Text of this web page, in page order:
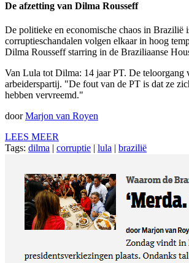
De afzetting van Dilma Rousseff
De politieke en economische chaos in Brazilië
corruptieschandalen volgen elkaar in hoog
Dilma Rousseff starring in de Braziliaanse
Van Lula tot Dilma: 14 jaar PT. De teloorgang
arbeiderspartij. "De fout van de PT is dat ze
hebben vervreemd."
doorMarjon van Royen
LEES MEER
Tags: dilma | corruptie | lula | brazilië